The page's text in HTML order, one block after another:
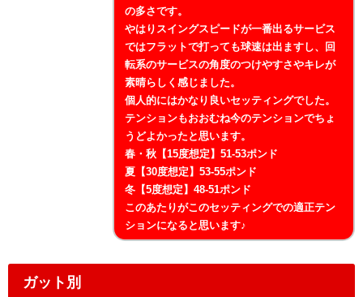
の多さです。
やはりスイングスピードが一番出るサービス
ではフラットで打っても球速は出ますし、回
転系のサービスの角度のつけやすさやキレが
素晴らしく感じました。
個人的にはかなり良いセッティングでした。
テンションもおおむね今のテンションでちょ
うどよかったと思います。
春・秋【15度想定】51-53ポンド
夏【30度想定】53-55ポンド
冬【5度想定】48-51ポンド
このあたりがこのセッティングでの適正テン
ションになると思います♪
ガット別